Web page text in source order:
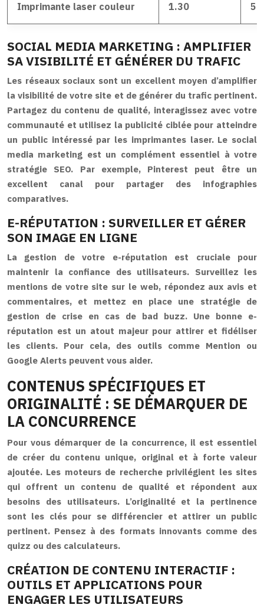
Imprimante laser couleur 1.30
SOCIAL MEDIA MARKETING : AMPLIFIER
SA VISIBILITÉ ET GÉNÉRER DU TRAFIC
Les réseaux sociaux sont un excellent moyen d’amplifier
la visibilité de votre site et de générer du trafic pertinent.
Partagez du contenu de qualité, interagissez avec votre
communauté et utilisez la publicité ciblée pour atteindre
un public intéressé par les imprimantes laser. Le social
media marketing est un complément essentiel à votre
stratégie SEO. Par exemple, Pinterest peut être un
excellent canal pour partager des infographies
comparatives.
E-RÉPUTATION : SURVEILLER ET GÉRER
SON IMAGE EN LIGNE
La gestion de votre e-réputation est cruciale pour
maintenir la confiance des utilisateurs. Surveillez les
mentions de votre site sur le web, répondez aux avis et
commentaires, et mettez en place une stratégie de
gestion de crise en cas de bad buzz. Une bonne e-
réputation est un atout majeur pour attirer et fidéliser
les clients. Pour cela, des outils comme Mention ou
Google Alerts peuvent vous aider.
CONTENUS SPÉCIFIQUES ET
ORIGINALITÉ : SE DÉMARQUER DE
LA CONCURRENCE
Pour vous démarquer de la concurrence, il est essentiel
de créer du contenu unique, original et à forte valeur
ajoutée. Les moteurs de recherche privilégient les sites
qui offrent un contenu de qualité et répondent aux
besoins des utilisateurs. L’originalité et la pertinence
sont les clés pour se différencier et attirer un public
pertinent. Pensez à des formats innovants comme des
quizz ou des calculateurs.
CRÉATION DE CONTENU INTERACTIF :
OUTILS ET APPLICATIONS POUR
ENGAGER LES UTILISATEURS